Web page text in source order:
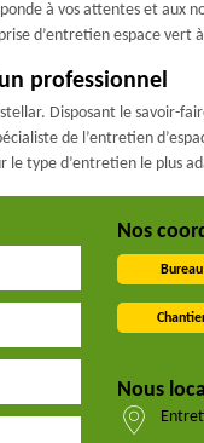
à vos attentes et aux
d’entretien espace vert
professionnel
Disposant le savoir-
de l’entretien
type d’entretien le plus
Nos
Bureau
Nous